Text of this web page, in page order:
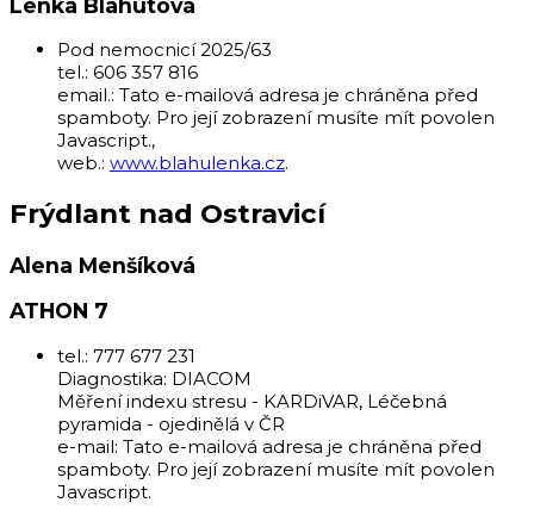
Lenka Blahutová
Pod nemocnicí 2025/63
tel.: 606 357 816
email.: Tato e-mailová adresa je chráněna před
spamboty. Pro její zobrazení musíte mít povolen
Javascript.,
web.: www.blahulenka.cz.
Frýdlant nad Ostravicí
Alena Menšíková
ATHON 7
tel.: 777 677 231
Diagnostika: DIACOM
Měření indexu stresu - KARDiVAR, Léčebná
pyramida - ojedinělá v ČR
e-mail: Tato e-mailová adresa je chráněna před
spamboty. Pro její zobrazení musíte mít povolen
Javascript.